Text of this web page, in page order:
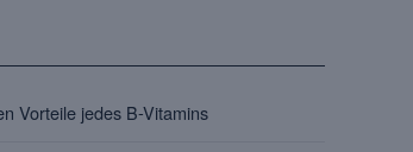
Vorteile jedes B-Vitamins